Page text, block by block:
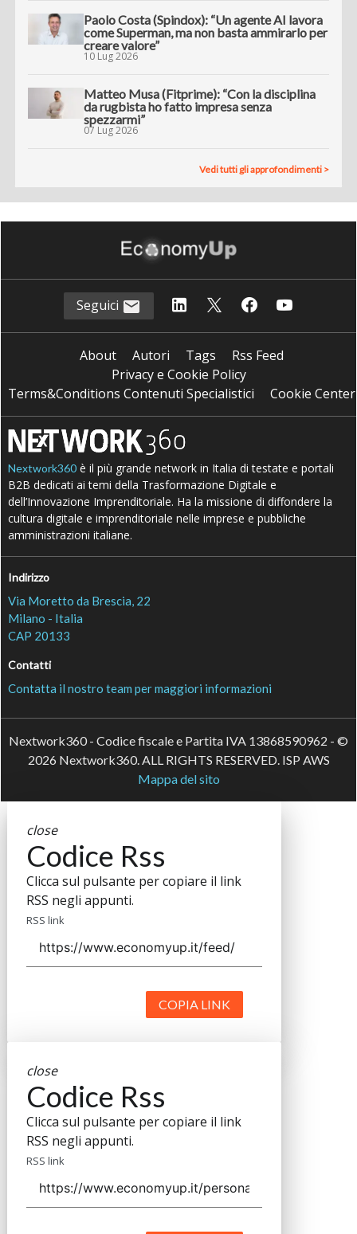
Paolo Costa (Spindox): “Un agente AI lavora
come Superman, ma non basta ammirarlo per
creare valore”
10 Lug 2026
Matteo Musa (Fitprime): “Con la disciplina
da rugbista ho fatto impresa senza
spezzarmi”
07 Lug 2026
Vedi tutti gli approfondimenti >
Seguici
About Autori Tags
Rss Feed
Privacy e Cookie Policy
Terms&Conditions Contenuti Specialistici
Cookie Center
Nextwork360 è il più grande network in Italia di testate e portali
B2B dedicati ai temi della Trasformazione Digitale e
dell’Innovazione Imprenditoriale. Ha la missione di diffondere la
cultura digitale e imprenditoriale nelle imprese e pubbliche
amministrazioni italiane.
Indirizzo
Via Moretto da Brescia, 22
Milano - Italia
CAP 20133
Contatti
Contatta il nostro team per maggiori informazioni
Nextwork360 - Codice fiscale e Partita IVA 13868590962 - ©
2026 Nextwork360. ALL RIGHTS RESERVED. ISP AWS
Mappa del sito
close
Codice Rss
Clicca sul pulsante per copiare il link
RSS negli appunti.
RSS link
COPIA LINK
close
Codice Rss
Clicca sul pulsante per copiare il link
RSS negli appunti.
RSS link